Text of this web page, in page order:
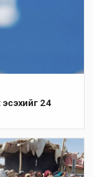
эсэхийг 24